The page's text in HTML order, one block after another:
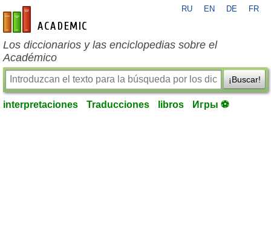
es-academic.com
RU EN DE FR
Los diccionarios y las enciclopedias sobre el
Académico
¡Buscar!
interpretaciones Traducciones libros Игры ⚽